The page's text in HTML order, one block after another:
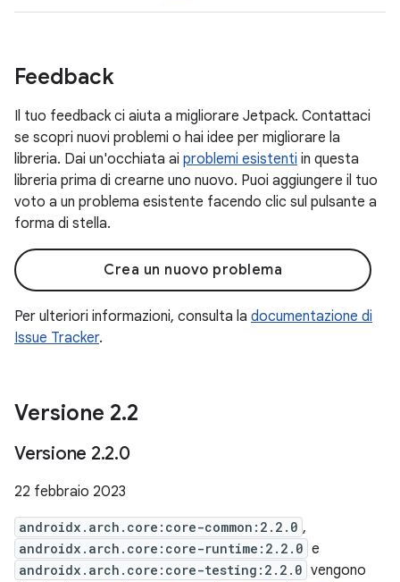
Feedback
Il tuo feedback ci aiuta a migliorare Jetpack. Contattaci
se scopri nuovi problemi o hai idee per migliorare la
libreria. Dai un'occhiata ai problemi esistenti in questa
libreria prima di crearne uno nuovo. Puoi aggiungere il tuo
voto a un problema esistente facendo clic sul pulsante a
forma di stella.
Crea un nuovo problema
Per ulteriori informazioni, consulta la documentazione di
Issue Tracker.
Versione 2.2
Versione 2.2.0
22 febbraio 2023
androidx.arch.core:core-common:2.2.0 ,
androidx.arch.core:core-runtime:2.2.0 e
androidx.arch.core:core-testing:2.2.0 vengono